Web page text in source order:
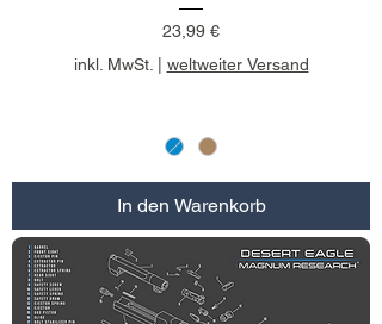
Preis
23,99 €
inkl. MwSt.| weltweiter Versand
In den Warenkorb